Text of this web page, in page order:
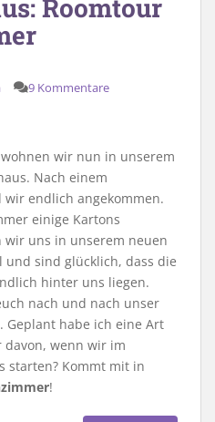
Roomtour
9 Kommentare
wir nun in unserem
Nach einem
endlich angekommen.
einige Kartons
uns in unserem neuen
sind glücklich, dass die
hinter uns liegen.
nach und nach unser
Geplant habe ich eine Art
davon, wenn wir im
starten? Kommt mit in
!